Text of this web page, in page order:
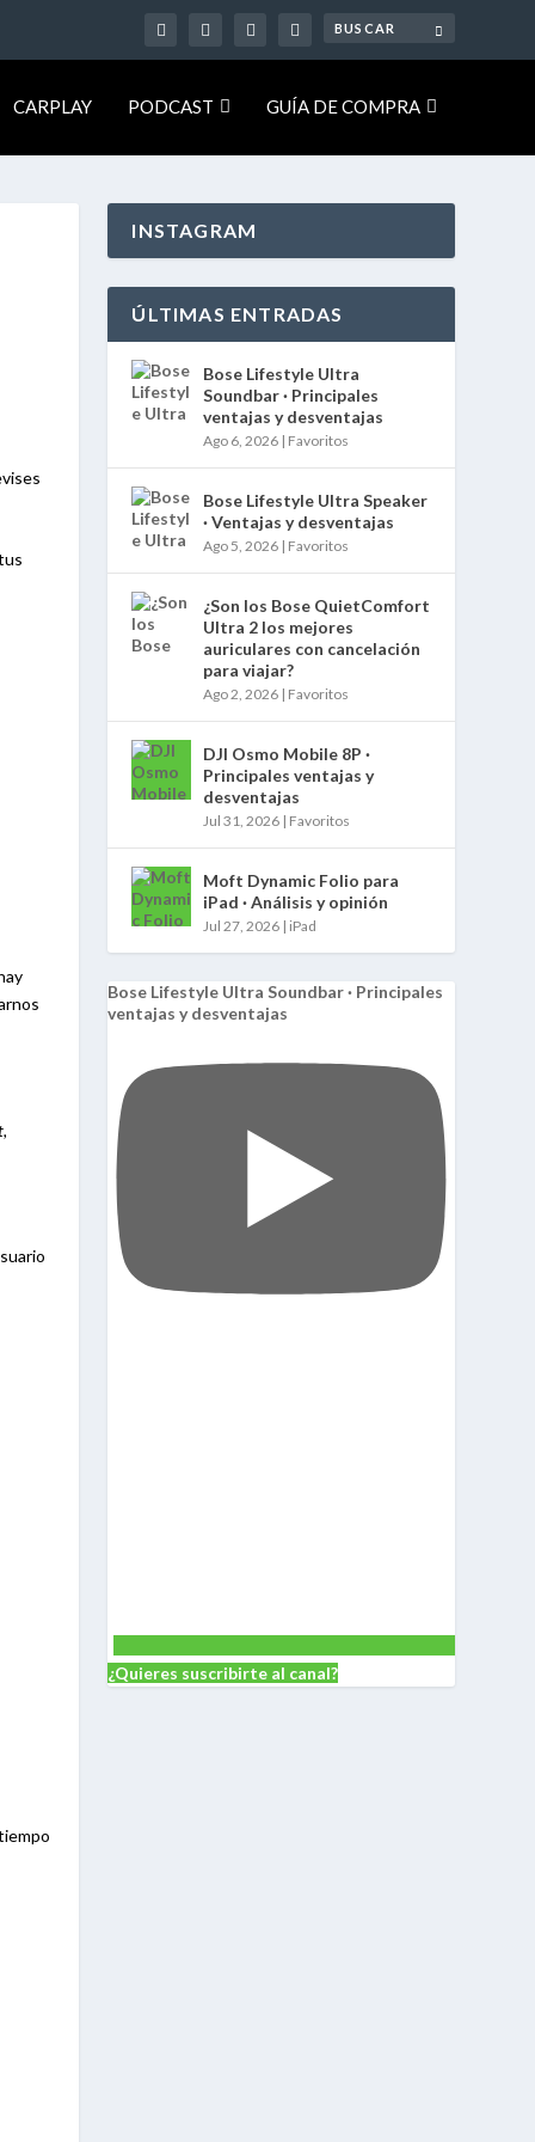
CARPLAY PODCAST GUÍA DE COMPRA
INSTAGRAM
ÚLTIMAS ENTRADAS
Bose Lifestyle Ultra
Soundbar · Principales
ventajas y desventajas
Ago 6, 2026 | Favoritos
Bose Lifestyle Ultra Speaker
· Ventajas y desventajas
Ago 5, 2026 | Favoritos
¿Son los Bose QuietComfort
Ultra 2 los mejores
auriculares con cancelación
para viajar?
Ago 2, 2026 | Favoritos
DJI Osmo Mobile 8P ·
Principales ventajas y
desventajas
Jul 31, 2026 | Favoritos
Moft Dynamic Folio para
iPad · Análisis y opinión
Jul 27, 2026 | iPad
Bose Lifestyle Ultra Soundbar · Principales
ventajas y desventajas
¿Quieres suscribirte al canal?